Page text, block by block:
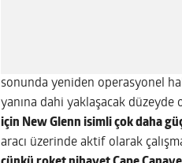
sonunda yeniden operasyonel
yanına dahi yaklaşacak
için New Glenn isimli çok daha
aracı üzerinde aktif olarak